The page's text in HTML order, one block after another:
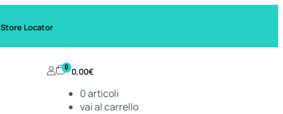
Store Locator
0 0,00€
0articoli
vai al carrello